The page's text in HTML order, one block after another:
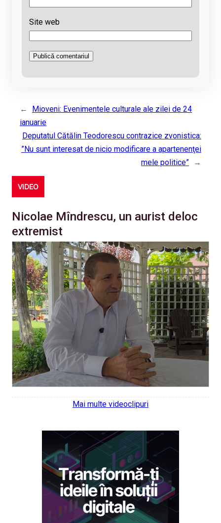
Site web
←
Mioveni: Evenimentele culturale ale zilei de 24
ianuarie
Deputatul Cătălin Teodorescu contrazice zvonistica:
”Nu sunt interesat de nicio modificare a apartenenţei
mele politice”
→
VIDEO
Nicolae Mîndrescu, un aurist deloc
extremist
Mai multe videoclipuri